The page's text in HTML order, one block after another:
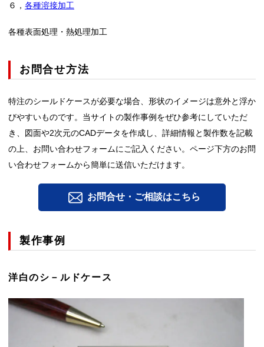
６， 各種溶接加工
各種表面処理・熱処理加工
お問合せ方法
特注のシールドケースが必要な場合、形状のイメージは意外と浮か
びやすいものです。当サイトの製作事例をぜひ参考にしていただ
き、図面や2次元のCADデータを作成し、詳細情報と製作数を記載
の上、お問い合わせフォームにご記入ください。ページ下方のお問
い合わせフォームから簡単に送信いただけます。
お問合せ・ご相談はこちら
製作事例
洋白のシ－ルドケース